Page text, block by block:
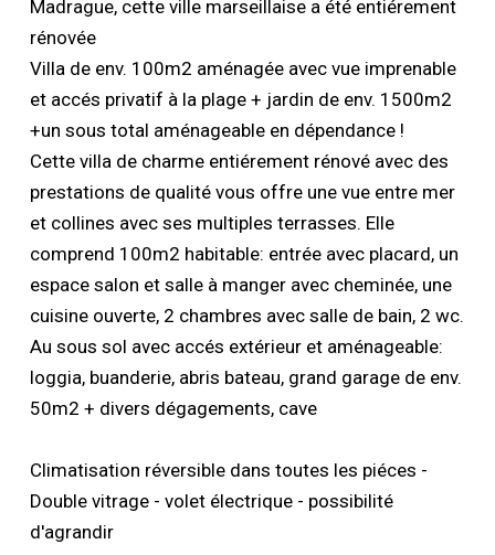
Madrague, cette ville marseillaise a été entiérement
rénovée
Villa de env. 100m2 aménagée avec vue imprenable
et accés privatif à la plage + jardin de env. 1500m2
+un sous total aménageable en dépendance !
Cette villa de charme entiérement rénové avec des
prestations de qualité vous offre une vue entre mer
et collines avec ses multiples terrasses. Elle
comprend 100m2 habitable: entrée avec placard, un
espace salon et salle à manger avec cheminée, une
cuisine ouverte, 2 chambres avec salle de bain, 2 wc.
Au sous sol avec accés extérieur et aménageable:
loggia, buanderie, abris bateau, grand garage de env.
50m2 + divers dégagements, cave
Climatisation réversible dans toutes les piéces -
Double vitrage - volet électrique - possibilité
d'agrandir